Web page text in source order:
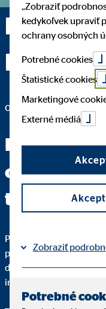
Dáša
Nitra
okresná vedúca pre
Keď
otázku,
tretiny
Pre kvalitné finančné
pochopili každý krok.
dané finančné riešenie
individuálne požiadavky.
„Zobraziť
kedykoľvek upraviť
ochrany osobných
Potrebné cookies
Štatistické cookies
Marketingové
Externé médiá
Zobraziť
Potrebné